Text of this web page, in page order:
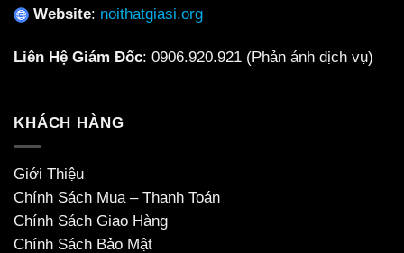
Website: noithatgiasi.org
Liên Hệ Giám Đốc: 0906.920.921 (Phản ánh dịch vụ)
KHÁCH HÀNG
Giới Thiệu
Chính Sách Mua – Thanh Toán
Chính Sách Giao Hàng
Chính Sách Bảo Mật